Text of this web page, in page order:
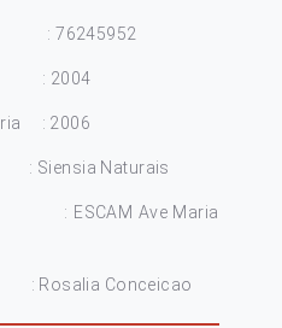
: 76245952
: 2004
: 2006
Naturais
ESCAM Ave Maria
Conceicao